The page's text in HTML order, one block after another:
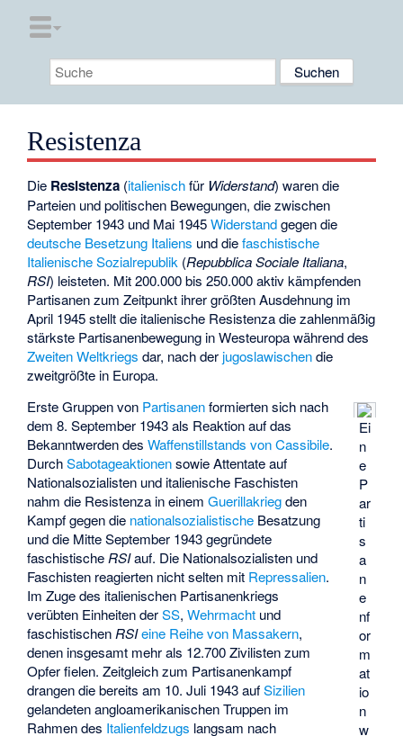
Resistenza
Die Resistenza (italienischfür Widerstand) waren die
Parteien und politischen Bewegungen, die zwischen
September 1943 und Mai 1945Widerstandgegen die
deutsche Besetzung Italiens und diefaschistische
Italienische Sozialrepublik (Repubblica Sociale Italiana,
RSI) leisteten. Mit 200.000 bis 250.000 aktiv kämpfenden
Partisanen zum Zeitpunkt ihrer größten Ausdehnung im
April 1945 stellt die italienische Resistenza die zahlenmäßig
stärkste Partisanenbewegung in Westeuropa während des
Zweiten Weltkriegs dar, nach der jugoslawischendie
zweitgrößte in Europa.
Ei
n
e
P
ar
ti
s
a
n
e
nf
or
m
at
io
n
w
Erste Gruppen von Partisanenformierten sich nach
dem 8. September 1943 als Reaktion auf das
Bekanntwerden desWaffenstillstands von Cassibile.
DurchSabotageaktionensowie Attentate auf
Nationalsozialisten und italienische Faschisten
nahm die Resistenza in einemGuerillakriegden
Kampf gegen die nationalsozialistische Besatzung
und die Mitte September 1943 gegründete
faschistische RSIauf. Die Nationalsozialisten und
Faschisten reagierten nicht selten mit Repressalien.
Im Zuge des italienischen Partisanenkriegs
verübten Einheiten derSS,Wehrmacht und
faschistischen RSIeine Reihe von Massakern,
denen insgesamt mehr als 12.700 Zivilisten zum
Opfer fielen. Zeitgleich zum Partisanenkampf
drangen die bereits am 10. Juli 1943 aufSizilien
gelandeten angloamerikanischen Truppen im
Rahmen des Italienfeldzugs langsam nach